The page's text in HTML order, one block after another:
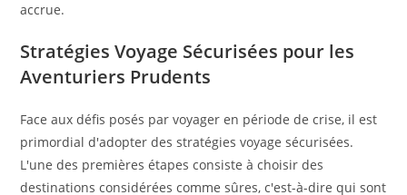
accrue.
Stratégies Voyage Sécurisées pour les
Aventuriers Prudents
Face aux défis posés par voyager en période de crise, il est
primordial d'adopter des stratégies voyage sécurisées.
L'une des premières étapes consiste à choisir des
destinations considérées comme sûres, c'est-à-dire qui sont